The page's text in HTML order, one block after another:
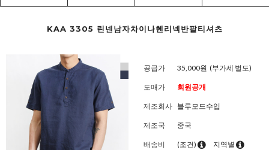
KAA 3305 린넨남자차이나헨리넥반팔티셔츠
공급가 35,000원 (부가세 별도)
도매가 회원공개
제조회사 블루모드수입
제조국 중국
배송비 (조건) 지역별